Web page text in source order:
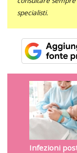
specialisti.
Infezioni